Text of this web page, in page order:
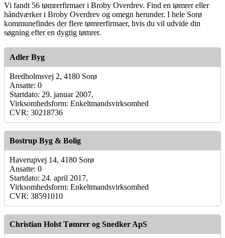
Vi fandt 56 tømrerfirmaer i Broby Overdrev. Find en tømrer eller
håndværker i Broby Overdrev og omegn herunder. I hele Sorø
kommunefindes der flere tømrerfirmaer, hvis du vil udvide din
søgning efter en dygtig tømrer.
Adler Byg
Bredholmsvej 2, 4180 Sorø
Ansatte: 0
Startdato: 29. januar 2007,
Virksomhedsform: Enkeltmandsvirksomhed
CVR: 30218736
Bostrup Byg & Bolig
Haverupvej 14, 4180 Sorø
Ansatte: 0
Startdato: 24. april 2017,
Virksomhedsform: Enkeltmandsvirksomhed
CVR: 38591010
Christian Holst Tømrer og Snedker ApS